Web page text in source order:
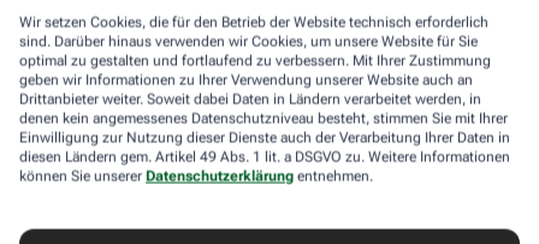
Wir setzen Cookies, die für den Betrieb der Website technisch erforderlich
sind. Darüber hinaus verwenden wir Cookies, um unsere Website für Sie
optimal zu gestalten und fortlaufend zu verbessern. Mit Ihrer Zustimmung
geben wir Informationen zu Ihrer Verwendung unserer Website auch an
Drittanbieter weiter. Soweit dabei Daten in Ländern verarbeitet werden, in
denen kein angemessenes Datenschutzniveau besteht, stimmen Sie mit Ihrer
Einwilligung zur Nutzung dieser Dienste auch der Verarbeitung Ihrer Daten in
diesen Ländern gem. Artikel 49 Abs. 1 lit. a DSGVO zu. Weitere Informationen
können Sie unserer Datenschutzerklärung entnehmen.
Das kann helfen, persönliche Muster zu erkennen und die
Attacken besser zu behandeln, etwa durch den optimalen
Einnahmezeitpunkt von Migräne-Medikamenten. Darüber hinaus
stellt die App viele nützliche Informationen zu Migräne bereit
sowie aktive Verfahren zur Entspannung und Stressbewältigung.
Aimo gesund bewegt: Digitaler Personal
Trainer